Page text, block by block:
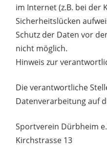
im Internet (z.B. bei der
Sicherheitslücken
Schutz der Daten vor
nicht möglich.
Hinweis zur
Die verantwortliche
Datenverarbeitung auf
Sportverein Dürbheim
Kirchstrasse 13